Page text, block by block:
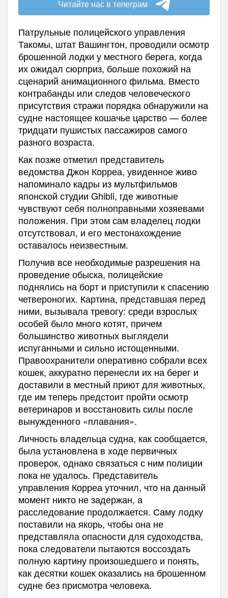
Читайте нас в телеграм
Патрульные полицейского управления
Такомы, штат Вашингтон, проводили осмотр
брошенной лодки у местного берега, когда
их ожидал сюрприз, больше похожий на
сценарий анимационного фильма. Вместо
контрабанды или следов человеческого
присутствия стражи порядка обнаружили на
судне настоящее кошачье царство — более
тридцати пушистых пассажиров самого
разного возраста.
Как позже отметил представитель
ведомства Джон Корреа, увиденное живо
напоминало кадры из мультфильмов
японской студии Ghibli, где животные
чувствуют себя полноправными хозяевами
положения. При этом сам владелец лодки
отсутствовал, и его местонахождение
оставалось неизвестным.
Получив все необходимые разрешения на
проведение обыска, полицейские
поднялись на борт и приступили к спасению
четвероногих. Картина, представшая перед
ними, вызывала тревогу: среди взрослых
особей было много котят, причем
большинство животных выглядели
испуганными и сильно истощенными.
Правоохранители оперативно собрали всех
кошек, аккуратно перенесли их на берег и
доставили в местный приют для животных,
где им теперь предстоит пройти осмотр
ветеринаров и восстановить силы после
вынужденного «плавания».
Личность владельца судна, как сообщается,
была установлена в ходе первичных
проверок, однако связаться с ним полиции
пока не удалось. Представитель
управления Корреа уточнил, что на данный
момент никто не задержан, а
расследование продолжается. Саму лодку
поставили на якорь, чтобы она не
представляла опасности для судоходства,
пока следователи пытаются воссоздать
полную картину произошедшего и понять,
как десятки кошек оказались на брошенном
судне без присмотра человека.